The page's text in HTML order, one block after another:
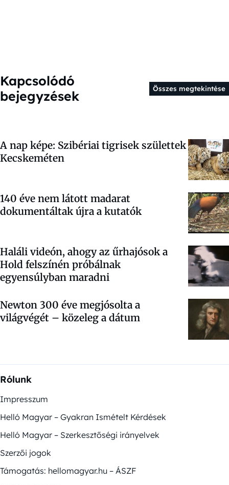
Kapcsolódó
bejegyzések
Összes megtekintése
A nap képe: Szibériai tigrisek születtek
Kecskeméten
140 éve nem látott madarat
dokumentáltak újra a kutatók
Haláli videón, ahogy az űrhajósok a
Hold felszínén próbálnak
egyensúlyban maradni
Newton 300 éve megjósolta a
világvégét – közeleg a dátum
Rólunk
Impresszum
Helló Magyar – Gyakran Ismételt Kérdések
Helló Magyar – Szerkesztőségi irányelvek
Szerzői jogok
Támogatás: hellomagyar.hu – ÁSZF